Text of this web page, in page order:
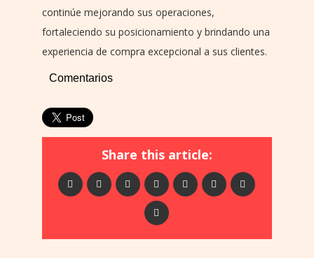
continúe mejorando sus operaciones,
fortaleciendo su posicionamiento y brindando una
experiencia de compra excepcional a sus clientes.
Comentarios
Share this article: